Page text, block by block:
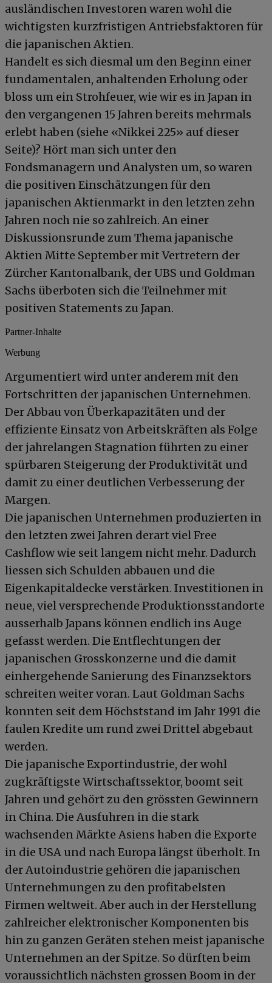
ausländischen Investoren waren wohl die
wichtigsten kurzfristigen Antriebsfaktoren für
die japanischen Aktien.
Handelt es sich diesmal um den Beginn einer
fundamentalen, anhaltenden Erholung oder
bloss um ein Strohfeuer, wie wir es in Japan in
den vergangenen 15 Jahren bereits mehrmals
erlebt haben (siehe «Nikkei 225» auf dieser
Seite)? Hört man sich unter den
Fondsmanagern und Analysten um, so waren
die positiven Einschätzungen für den
japanischen Aktienmarkt in den letzten zehn
Jahren noch nie so zahlreich. An einer
Diskussionsrunde zum Thema japanische
Aktien Mitte September mit Vertretern der
Zürcher Kantonalbank, der UBS und Goldman
Sachs überboten sich die Teilnehmer mit
positiven Statements zu Japan.
Partner-Inhalte
Werbung
Argumentiert wird unter anderem mit den
Fortschritten der japanischen Unternehmen.
Der Abbau von Überkapazitäten und der
effiziente Einsatz von Arbeitskräften als Folge
der jahrelangen Stagnation führten zu einer
spürbaren Steigerung der Produktivität und
damit zu einer deutlichen Verbesserung der
Margen.
Die japanischen Unternehmen produzierten in
den letzten zwei Jahren derart viel Free
Cashflow wie seit langem nicht mehr. Dadurch
liessen sich Schulden abbauen und die
Eigenkapitaldecke verstärken. Investitionen in
neue, viel versprechende Produktionsstandorte
ausserhalb Japans können endlich ins Auge
gefasst werden. Die Entflechtungen der
japanischen Grosskonzerne und die damit
einhergehende Sanierung des Finanzsektors
schreiten weiter voran. Laut Goldman Sachs
konnten seit dem Höchststand im Jahr 1991 die
faulen Kredite um rund zwei Drittel abgebaut
werden.
Die japanische Exportindustrie, der wohl
zugkräftigste Wirtschaftssektor, boomt seit
Jahren und gehört zu den grössten Gewinnern
in China. Die Ausfuhren in die stark
wachsenden Märkte Asiens haben die Exporte
in die USA und nach Europa längst überholt. In
der Autoindustrie gehören die japanischen
Unternehmungen zu den profitabelsten
Firmen weltweit. Aber auch in der Herstellung
zahlreicher elektronischer Komponenten bis
hin zu ganzen Geräten stehen meist japanische
Unternehmen an der Spitze. So dürften beim
voraussichtlich nächsten grossen Boom in der